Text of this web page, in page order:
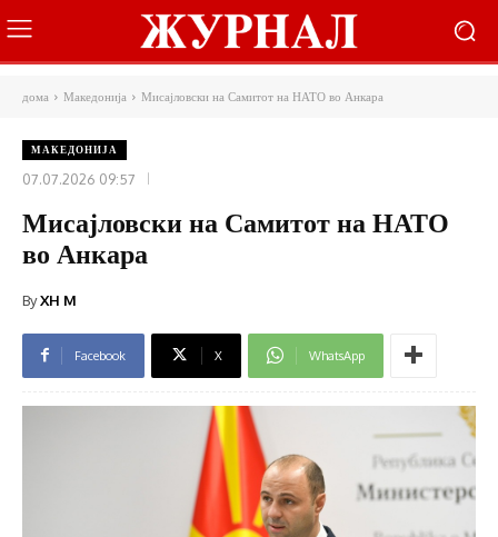
дома Македонија Мисајловски на Самитот на НАТО во Анкара
МАКЕДОНИЈА
07.07.2026 09:57
Мисајловски на Самитот на НАТО
во Анкара
ByXH M
Facebook X WhatsApp